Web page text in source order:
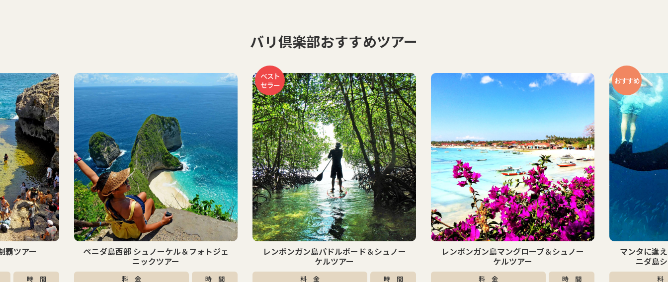
バリ倶楽部おすすめツアー
フォトジェ
時 間
ベスト
セラー
レンボンガン島パドルボード＆シュノー
ケルツアー
料 金 時 間
レンボンガン島マングローブ＆シュノー
ケルツアー
料 金 時 間
おすすめ
マンタに逢える！？レンボンガン島＆ペ
ニダ島シュノーケリングツアー
料 金 時 間
ペニダ島
料